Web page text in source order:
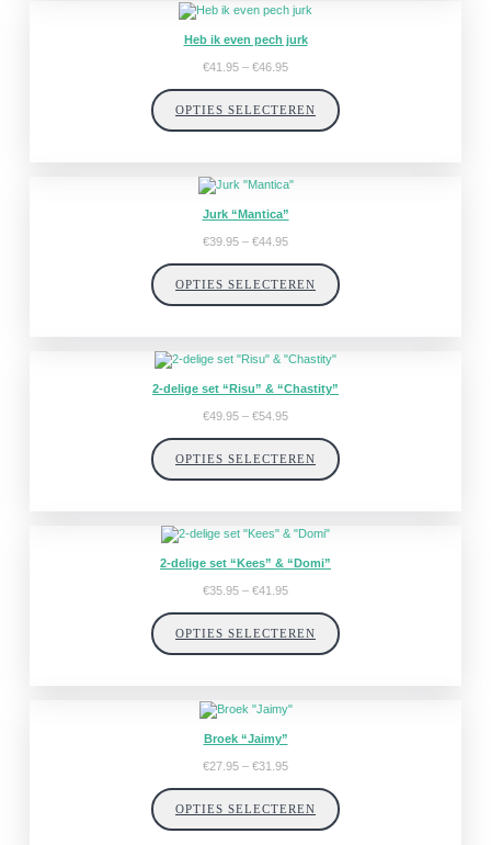
Heb ik even pech jurk
€41.95 – €46.95Prijsklasse:
€46.95
OPTIES SELECTEREN
Jurk “Mantica”
€39.95 – €44.95Prijsklasse:
€44.95
OPTIES SELECTEREN
2-delige set “Risu” & “Chastity”
€49.95 – €54.95Prijsklasse:
€54.95
OPTIES SELECTEREN
2-delige set “Kees” & “Domi”
€35.95 – €41.95Prijsklasse:
€41.95
OPTIES SELECTEREN
Broek “Jaimy”
€27.95 – €31.95Prijsklasse:
€31.95
OPTIES SELECTEREN